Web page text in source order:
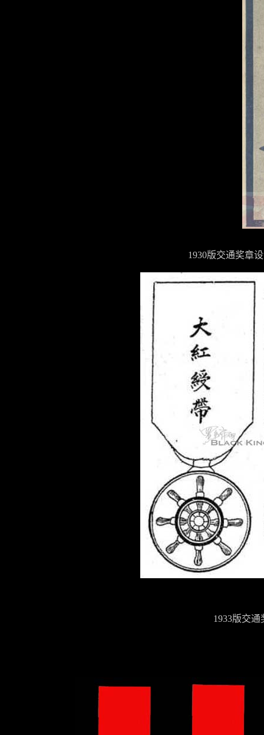
1933版交通
1930版交通奖章